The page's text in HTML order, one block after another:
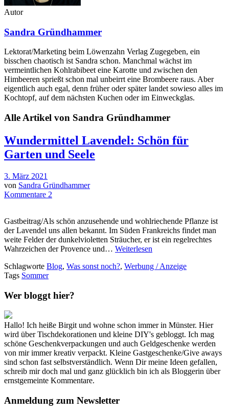
Autor
Sandra Gründhammer
Lektorat/Marketing beim Löwenzahn Verlag Zugegeben, ein
bisschen chaotisch ist Sandra schon. Manchmal wächst im
vermeintlichen Kohlrabibeet eine Karotte und zwischen den
Himbeeren sprießt schon mal unbeirrt eine Brombeere raus. Aber
eigentlich auch egal, denn früher oder später landet sowieso alles im
Kochtopf, auf dem nächsten Kuchen oder im Einweckglas.
Alle Artikel von Sandra Gründhammer
Wundermittel Lavendel: Schön für
Garten und Seele
3. März 2021
von Sandra Gründhammer
Kommentare 2
Gastbeitrag/Als schön anzusehende und wohlriechende Pflanze ist
der Lavendel uns allen bekannt. Im Süden Frankreichs findet man
weite Felder der dunkelvioletten Sträucher, er ist ein regelrechtes
Wahrzeichen der Provence und… Weiterlesen
Schlagworte Blog, Was sonst noch?, Werbung / Anzeige
Tags Sommer
Wer bloggt hier?
Hallo! Ich heiße Birgit und wohne schon immer in Münster. Hier
wird über Tischdekorationen und kleine DIY's gebloggt. Ich mag
schöne Geschenkverpackungen und auch Geldgeschenke werden
von mir immer kreativ verpackt. Kleine Gastgeschenke/Give aways
sind schon fast selbstverständlich. Wenn Dir meine Ideen gefallen,
schreib mir doch mal und ganz glücklich bin ich als Bloggerin über
ernstgemeinte Kommentare.
Anmeldung zum Newsletter